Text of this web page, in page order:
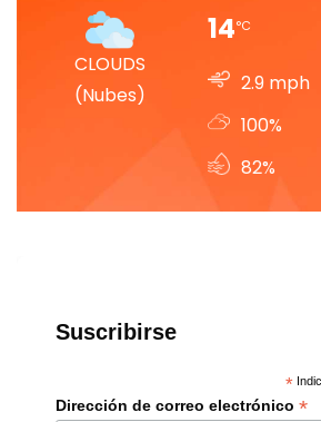
CLOUDS
(nubes)
14°C
2.9 mph
100%
82%
Suscribirse
*
Dirección de correo electrónico *